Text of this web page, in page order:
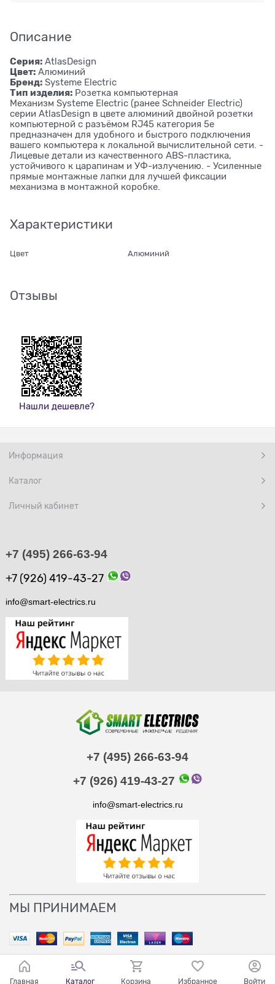
Описание
Серия: AtlasDesign
Цвет: Алюминий
Бренд: Systeme Electric
Тип изделия: Розетка компьютерная
Механизм Systeme Electric (ранее Schneider Electric)
серии AtlasDesign в цвете алюминий двойной розетки
компьютерной с разъёмом RJ45 категория 5е
предназначен для удобного и быстрого подключения
вашего компьютера к локальной вычислительной сети. -
Лицевые детали из качественного ABS-пластика,
устойчивого к царапинам и УФ-излучению. - Усиленные
прямые монтажные лапки для лучшей фиксации
механизма в монтажной коробке.
Характеристики
Цвет Алюминий
Отзывы
Нашли дешевле?
Информация
Каталог
Личный кабинет
+7 (495) 266-63-94
+7 (926) 419-43-27
info@smart-electrics.ru
+7 (495) 266-63-94
+7 (926) 419-43-27
info@smart-electrics.ru
МЫ ПРИНИМАЕМ
Главная Каталог Корзина Избранное Войти